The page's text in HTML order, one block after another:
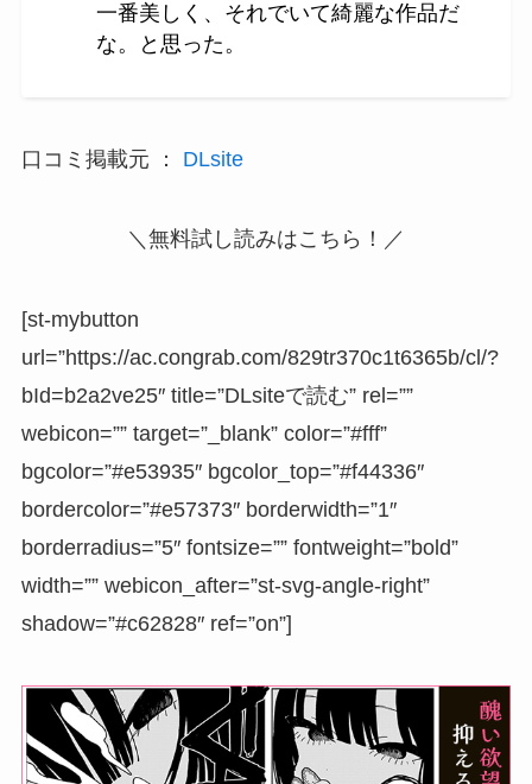
一番美しく、それでいて綺麗な作品だ
な。と思った。
口コミ掲載元 ： DLsite
＼無料試し読みはこちら！／
[st-mybutton
url=”https://ac.congrab.com/829tr370c1t6365b/cl/?
bId=b2a2ve25″ title=”DLsiteで読む” rel=””
webicon=”” target=”_blank” color=”#fff”
bgcolor=”#e53935″ bgcolor_top=”#f44336″
bordercolor=”#e57373″ borderwidth=”1″
borderradius=”5″ fontsize=”” fontweight=”bold”
width=”” webicon_after=”st-svg-angle-right”
shadow=”#c62828″ ref=”on”]